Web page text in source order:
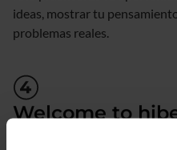
ideas, mostrar tu
problemas reales.
Welcome to